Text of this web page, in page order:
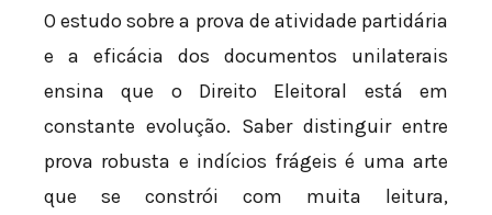
O estudo sobre a prova de atividade partidária
e a eficácia dos documentos unilaterais
ensina que o Direito Eleitoral está em
constante evolução. Saber distinguir entre
prova robusta e indícios frágeis é uma arte
que se constrói com muita leitura,